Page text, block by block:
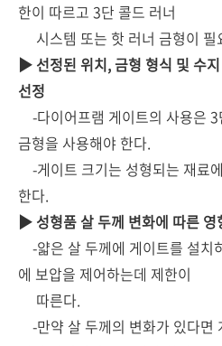
한이 따르고 3단 콜드 러너
시스템 또는 핫 러너 금형이 필
▶ 선정된 위치, 금형 형식 및 수
선정
-다이어프램 게이트의 사용은
금형을 사용해야 한다.
-게이트 크기는 성형되는 재료
한다.
▶ 성형품 살 두께 변화에 따른 영
-얇은 살 두께에 게이트를 설치
에 보압을 제어하는데 제한이
따른다.
-만약 살 두께의 변화가 있다면